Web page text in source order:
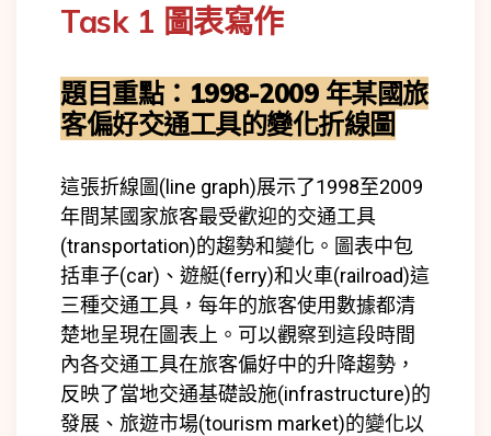
Task 1 圖表寫作
題目重點：1998-2009 年某國旅
客偏好交通工具的變化折線圖
這張折線圖(line graph)展示了1998至2009
年間某國家旅客最受歡迎的交通工具
(transportation)的趨勢和變化。圖表中包
括車子(car)、遊艇(ferry)和火車(railroad)這
三種交通工具，每年的旅客使用數據都清
楚地呈現在圖表上。可以觀察到這段時間
內各交通工具在旅客偏好中的升降趨勢，
反映了當地交通基礎設施(infrastructure)的
發展、旅遊市場(tourism market)的變化以